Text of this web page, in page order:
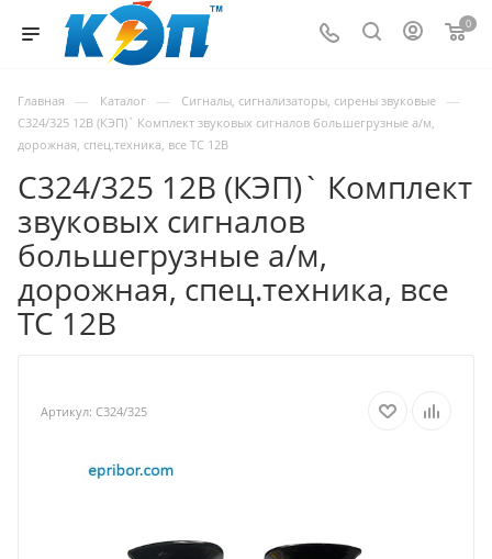
0
Главная — Каталог — Сигналы, сигнализаторы, сирены звуковые —
С324/325 12В (КЭП)` Комплект звуковых сигналов большегрузные а/м,
дорожная, спец.техника, все ТС 12В
С324/325 12В (КЭП)` Комплект
звуковых сигналов
большегрузные а/м,
дорожная, спец.техника, все
ТС 12В
Артикул: С324/325